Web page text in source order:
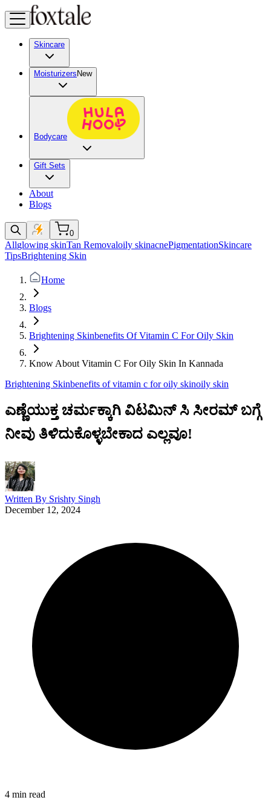
Skincare
Moisturizers New
Bodycare
Gift Sets
About
Blogs
0
Allglowing skinTan Removaloily skinacnePigmentationSkincare
TipsBrightening Skin
Home
Blogs
Brightening Skinbenefits Of Vitamin C For Oily Skin
Know About Vitamin C For Oily Skin In Kannada
Brightening Skinbenefits of vitamin c for oily skinoily skin
ಎಣ್ಣೆಯುಕ್ತ ಚರ್ಮಕ್ಕಾಗಿ ವಿಟಮಿನ್ ಸಿ ಸೀರಮ್ ಬಗ್ಗೆ
ನೀವು ತಿಳಿದುಕೊಳ್ಳಬೇಕಾದ ಎಲ್ಲವೂ!
Written By Srishty Singh
December 12, 2024
4 min read